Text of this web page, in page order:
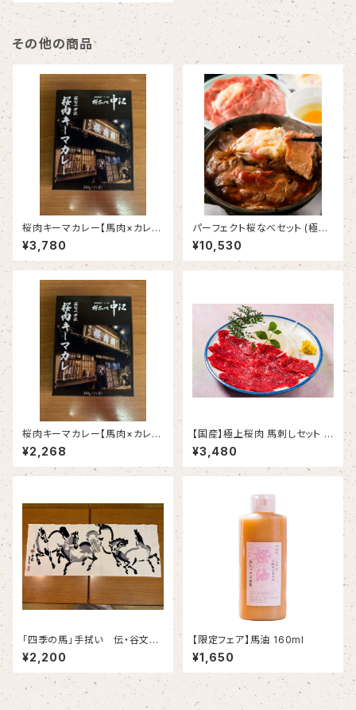
その他の商品
桜肉キーマカレー【馬肉×カレ
ー】5個セット
¥3,780
パーフェクト桜なべセット (極上
ロース馬肉60ｇ＋脂身20g+割
り下+中江鍋＋野菜付き)
¥10,530
桜肉キーマカレー【馬肉×カレ
ー】3個セット
¥2,268
【国産】極上桜肉 馬刺しセット (1
人前)
¥3,480
「四季の馬」手拭い 伝・谷文
晁 桜なべ中江所蔵
¥2,200
【限定フェア】馬油 160ml
¥1,650